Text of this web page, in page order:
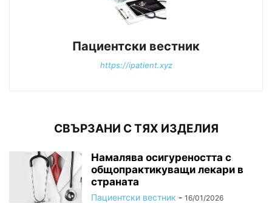
Пациентски вестник
https://ipatient.xyz
СВЪРЗАНИ С ТЯХ ИЗДЕЛИЯ
Намалява осигуреността с
общопрактикуващи лекари в
страната
Пациентски вестник - 16/01/2026